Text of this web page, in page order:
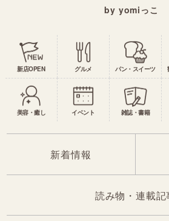
by yomiっこ
新店OPEN グルメ パン・スイーツ
美容・癒し イベント 雑誌・書籍
新着情報
読み物・連載記